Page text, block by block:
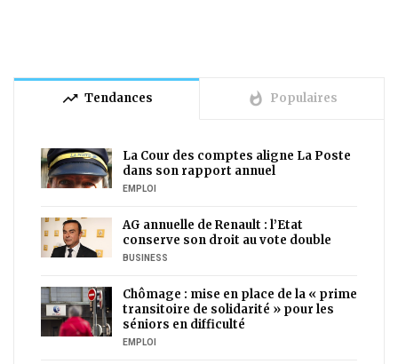
trending_up Tendances whatshot Populaires
La Cour des comptes aligne La Poste
dans son rapport annuel
EMPLOI
AG annuelle de Renault : l’Etat
conserve son droit au vote double
BUSINESS
Chômage : mise en place de la « prime
transitoire de solidarité » pour les
séniors en difficulté
EMPLOI